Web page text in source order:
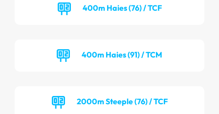
400m Haies (76) / TCF
400m Haies (91) / TCM
2000m Steeple (76) / TCF